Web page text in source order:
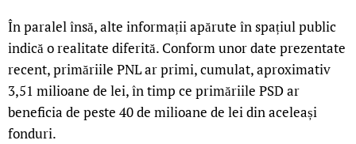
În paralel însă, alte informații apărute în spațiul public
indică o realitate diferită. Conform unor date prezentate
recent, primăriile PNL ar primi, cumulat, aproximativ
3,51 milioane de lei, în timp ce primăriile PSD ar
beneficia de peste 40 de milioane de lei din aceleași
fonduri.